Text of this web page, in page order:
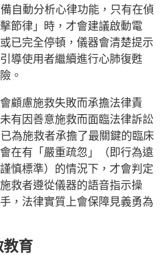
自動分析心律功能，只有在偵
節律」時，才會建議啟動電
已完全停頓，儀器會清楚提示
導使用者繼續進行心肺復甦
。
顧慮施救失敗而承擔法律責
有因善意施救而面臨法律訴訟
為施救者承擔了最關鍵的臨床
在有「嚴重疏忽」（即行為遠
慎標準）的情況下，才會判定
救者遵從儀器的語音指示操
，法律實質上會保障見義勇為
教育